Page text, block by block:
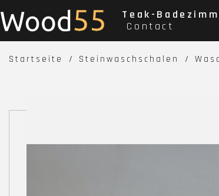
Teak-
Contact
Startseite Steinwaschschalen